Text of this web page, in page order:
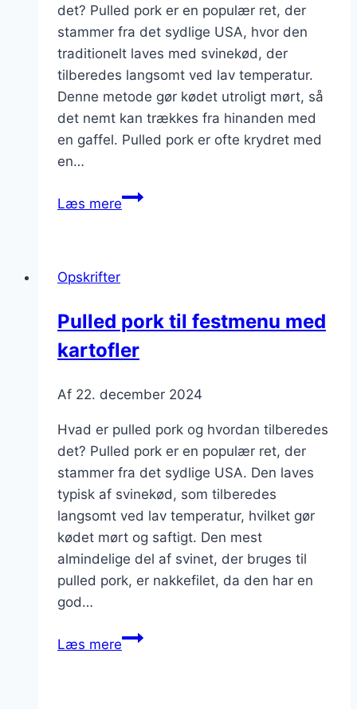
det? Pulled pork er en populær ret, der
stammer fra det sydlige USA, hvor den
traditionelt laves med svinekød, der
tilberedes langsomt ved lav temperatur.
Denne metode gør kødet utroligt mørt, så
det nemt kan trækkes fra hinanden med
en gaffel. Pulled pork er ofte krydret med
en…
Læs merePulled
sauce
Opskrifter
Pulled pork til festmenu med
kartofler
Af 22. december 2024
Hvad er pulled pork og hvordan tilberedes
det? Pulled pork er en populær ret, der
stammer fra det sydlige USA. Den laves
typisk af svinekød, som tilberedes
langsomt ved lav temperatur, hvilket gør
kødet mørt og saftigt. Den mest
almindelige del af svinet, der bruges til
pulled pork, er nakkefilet, da den har en
god…
Læs merePulled